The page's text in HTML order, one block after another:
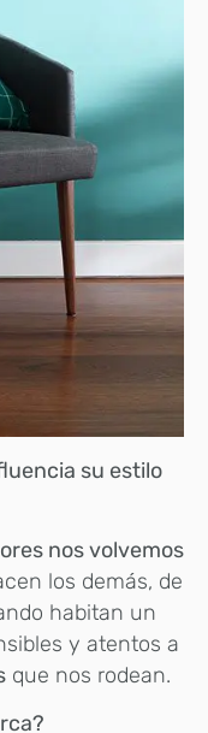
su estilo
nos volvemos
los demás, de
habitan un
y atentos a
que nos rodean.